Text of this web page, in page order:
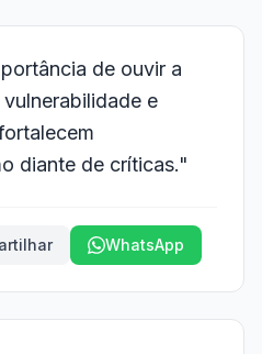
de ouvir a
e
diante de críticas."
WhatsApp